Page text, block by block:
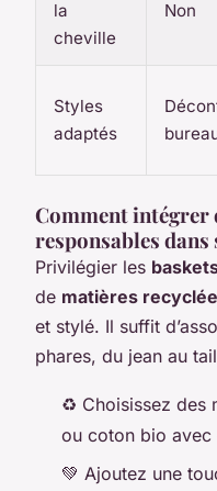
la
cheville
Non
Styles
adaptés
Comment intégrer
responsables dans
Privilégier les
de matières
et stylé. Il suffit
phares, du jean au
♻️ Choisissez des
ou coton bio avec
💚 Ajoutez une